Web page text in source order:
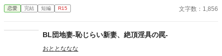
恋愛 完結 短編 R15 文字数：1,856
BL団地妻-恥じらい新妻、絶頂淫具の罠-
おととななな